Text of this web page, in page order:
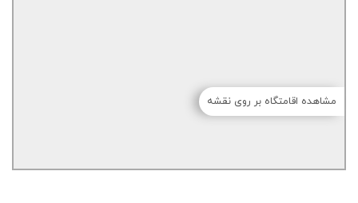
مشاهده اقامتگاه بر روی نقشه